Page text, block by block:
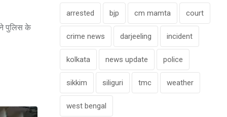
ने पुलिस के
arrested bjp cm mamta court
crime news darjeeling incident
kolkata news update police
sikkim siliguri tmc weather
west bengal